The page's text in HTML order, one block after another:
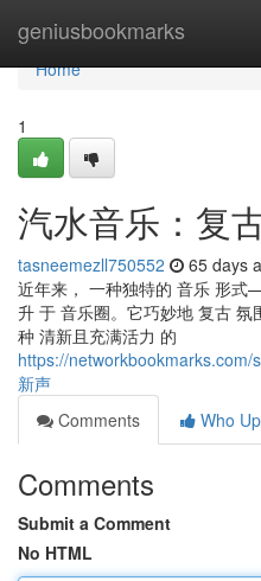
geniusbookmarks
Home
Home
1
汽水音乐：复
tasneemezll750552 65 days
近年来， 一种独特的 音乐 形
升 于 音乐圈。它巧妙地 复古
种 清新且充满活力 的
https://
新声
Comments
Who
Comments
Submit a Comment
No HTML